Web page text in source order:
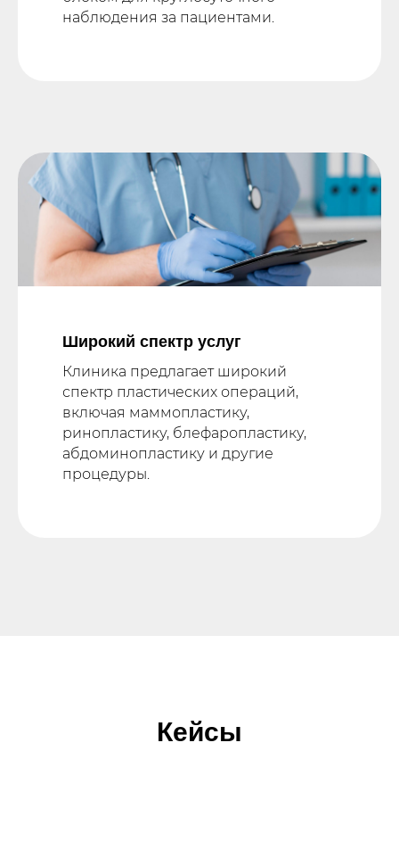
наблюдения за пациентами.
Широкий спектр услуг
Клиника предлагает широкий
спектр пластических операций,
включая маммопластику,
ринопластику, блефаропластику,
абдоминопластику и другие
процедуры.
Кейсы